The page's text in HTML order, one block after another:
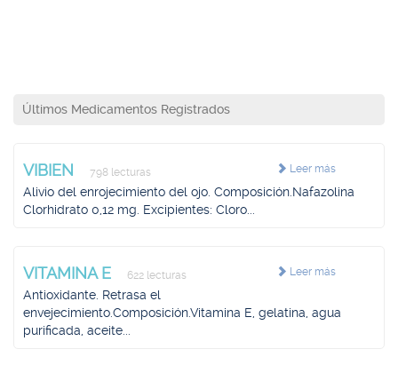
Últimos Medicamentos Registrados
Leer más
VIBIEN 798 lecturas
Alivio del enrojecimiento del ojo. Composición.Nafazolina
Clorhidrato 0,12 mg. Excipientes: Cloro...
Leer más
VITAMINA E 622 lecturas
Antioxidante. Retrasa el
envejecimiento.Composición.Vitamina E, gelatina, agua
purificada, aceite...